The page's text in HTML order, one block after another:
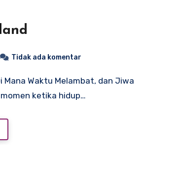
Tidak ada komentar
ketika hidup…